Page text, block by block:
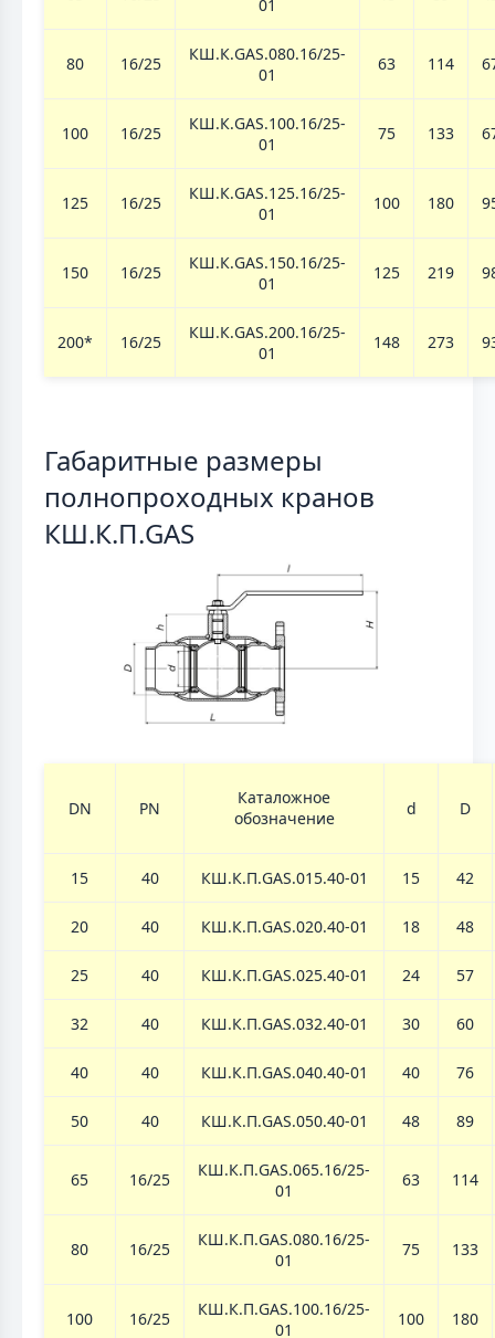
01
80 16/25
КШ.К.GAS.080.16/25-
01
63 114
100 16/25
КШ.К.GAS.100.16/25-
01
75 133
125 16/25
КШ.К.GAS.125.16/25-
01
100 180
150 16/25
КШ.К.GAS.150.16/25-
01
125 219
200* 16/25
КШ.К.GAS.200.16/25-
01
148 273
Габаритные размеры
полнопроходных кранов
КШ.К.П.GAS
DN PN
Каталожное
обозначение
d D
15 40 КШ.К.П.GAS.015.40-01 15 42
20 40 КШ.К.П.GAS.020.40-01 18 48
25 40 КШ.К.П.GAS.025.40-01 24 57
32 40 КШ.К.П.GAS.032.40-01 30 60
40 40 КШ.К.П.GAS.040.40-01 40 76
50 40 КШ.К.П.GAS.050.40-01 48 89
65 16/25
КШ.К.П.GAS.065.16/25-
01
63 114
80 16/25
КШ.К.П.GAS.080.16/25-
01
75 133
100 16/25
КШ.К.П.GAS.100.16/25-
01
100 180